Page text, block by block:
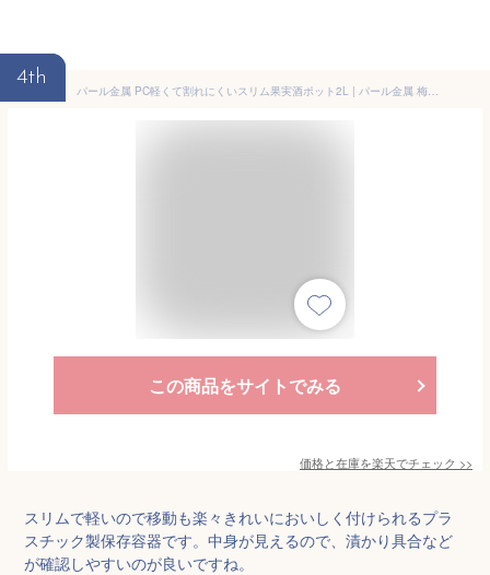
4th
パール金属 PC軽くて割れにくいスリム果実酒ポット2L | パール金属 梅酒 果実酒びん 瓶 プラスチック 保存容器 スリム びん 軽量 透明 クリア ガラス調 保存瓶 果実酒 酒作り 漬物 PC果実酒ポット
この商品をサイトでみる
価格と在庫を楽天でチェック >>
スリムで軽いので移動も楽々きれいにおいしく付けられるプラ
スチック製保存容器です。中身が見えるので、漬かり具合など
が確認しやすいのが良いですね。